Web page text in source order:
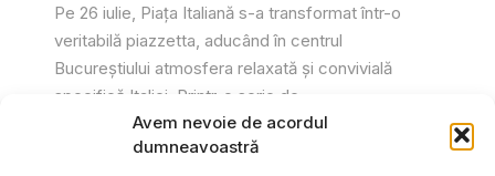
Avem nevoie de acordul
dumneavoastră
Pe 26 iulie, Piața Italiană s-a transformat într-o
veritabilă piazzetta, aducând în centrul
Bucureștiului atmosfera relaxată și convivială
specifică Italiei. Printr-o serie de...
Gabriel Barliga